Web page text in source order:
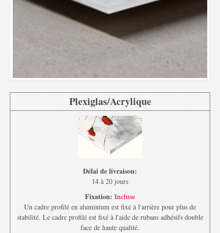
Plexiglas/Acrylique
Délai de livraison:
14 à 20 jours
Fixation: Incluse
Un cadre profilé en aluminium est fixé à l'arrière pour plus de
stabilité. Le cadre profilé est fixé à l'aide de rubans adhésifs double
face de haute qualité.